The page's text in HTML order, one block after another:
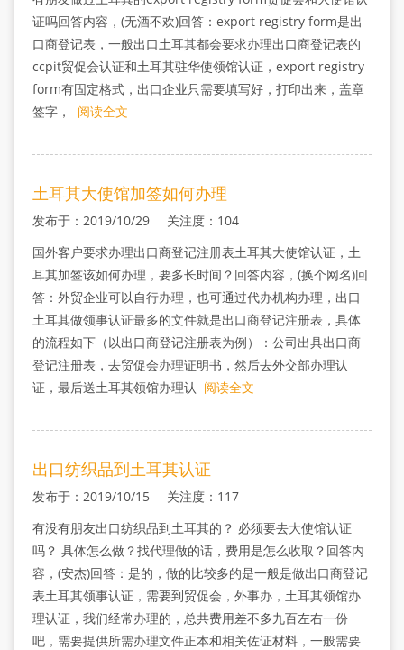
证吗回答内容，(无酒不欢)回答：export registry form是出
口商登记表，一般出口土耳其都会要求办理出口商登记表的
ccpit贸促会认证和土耳其驻华使领馆认证，export registry
form有固定格式，出口企业只需要填写好，打印出来，盖章
签字，
阅读全文
土耳其大使馆加签如何办理
发布于：2019/10/29 关注度：104
国外客户要求办理出口商登记注册表土耳其大使馆认证，土
耳其加签该如何办理，要多长时间？回答内容，(换个网名)回
答：外贸企业可以自行办理，也可通过代办机构办理，出口
土耳其做领事认证最多的文件就是出口商登记注册表，具体
的流程如下（以出口商登记注册表为例）：公司出具出口商
登记注册表，去贸促会办理证明书，然后去外交部办理认
证，最后送土耳其领馆办理认 阅读全文
出口纺织品到土耳其认证
发布于：2019/10/15 关注度：117
有没有朋友出口纺织品到土耳其的？ 必须要去大使馆认证
吗？ 具体怎么做？找代理做的话，费用是怎么收取？回答内
容，(安杰)回答：是的，做的比较多的是一般是做出口商登记
表土耳其领事认证，需要到贸促会，外事办，土耳其领馆办
理认证，我们经常办理的，总共费用差不多九百左右一份
吧，需要提供所需办理文件正本和相关佐证材料，一般需要